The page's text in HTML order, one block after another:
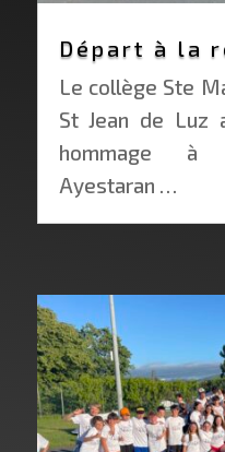
Départ à la
Le collège Ste
St Jean de Luz
hommage à
Ayestaran …